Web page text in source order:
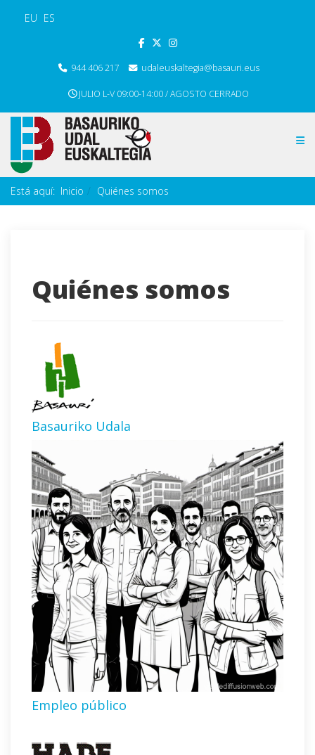
EU ES
944 406 217 udaleuskaltegia@basauri.eus
JULIO L-V 09:00-14:00 / AGOSTO CERRADO
Está aquí: Inicio Quiénes somos
Quiénes somos
Basauriko Udala
Empleo público